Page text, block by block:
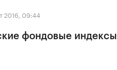
2016, 09:44
фондовые индексы